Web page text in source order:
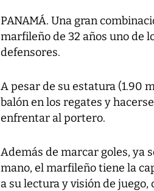
PANAMÁ. Una gran
marfileño de 32 años uno de
defensores.
A pesar de su estatura (1.90
balón en los regates y
enfrentar al portero.
Además de marcar goles, ya
mano, el marfileño tiene la
a su lectura y visión de